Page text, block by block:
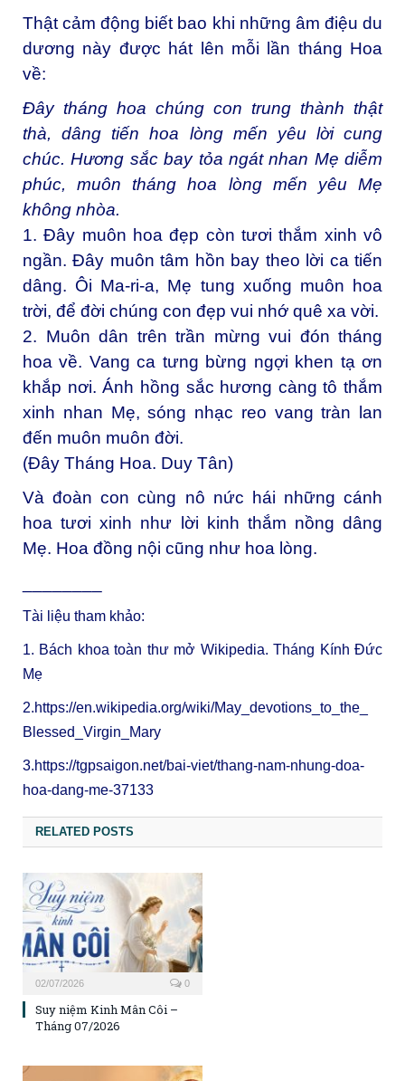
Thật cảm động biết bao khi những âm điệu du
dương này được hát lên mỗi lần tháng Hoa
về:
Đây tháng hoa chúng con trung thành thật
thà, dâng tiến hoa lòng mến yêu lời cung
chúc. Hương sắc bay tỏa ngát nhan Mẹ diễm
phúc, muôn tháng hoa lòng mến yêu Mẹ
không nhòa.
1. Đây muôn hoa đẹp còn tươi thắm xinh vô
ngần. Đây muôn tâm hồn bay theo lời ca tiến
dâng. Ôi Ma-ri-a, Mẹ tung xuống muôn hoa
trời, để đời chúng con đẹp vui nhớ quê xa vời.
2. Muôn dân trên trần mừng vui đón tháng
hoa về. Vang ca tưng bừng ngợi khen tạ ơn
khắp nơi. Ánh hồng sắc hương càng tô thắm
xinh nhan Mẹ, sóng nhạc reo vang tràn lan
đến muôn muôn đời.
(Đây Tháng Hoa. Duy Tân)
Và đoàn con cùng nô nức hái những cánh
hoa tươi xinh như lời kinh thắm nồng dâng
Mẹ. Hoa đồng nội cũng như hoa lòng.
Tài liệu tham khảo:
1. Bách khoa toàn thư mở Wikipedia. Tháng Kính Đức
Mẹ
2.https://en.wikipedia.org/wiki/May_devotions_to_the_
Blessed_Virgin_Mary
3.https://tgpsaigon.net/bai-viet/thang-nam-nhung-doa-
hoa-dang-me-37133
RELATED POSTS
02/07/2026 0
Suy niệm Kinh Mân Côi –
Tháng 07/2026